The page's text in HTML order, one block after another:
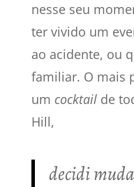
nesse seu
ter vivido um
ao acidente, ou
familiar. O mais
um cocktailde
Hill,
decidi